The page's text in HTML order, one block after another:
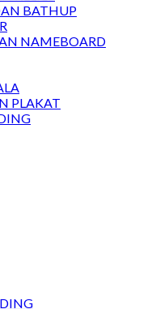
BATHUP
NAMEBOARD
PLAKAT